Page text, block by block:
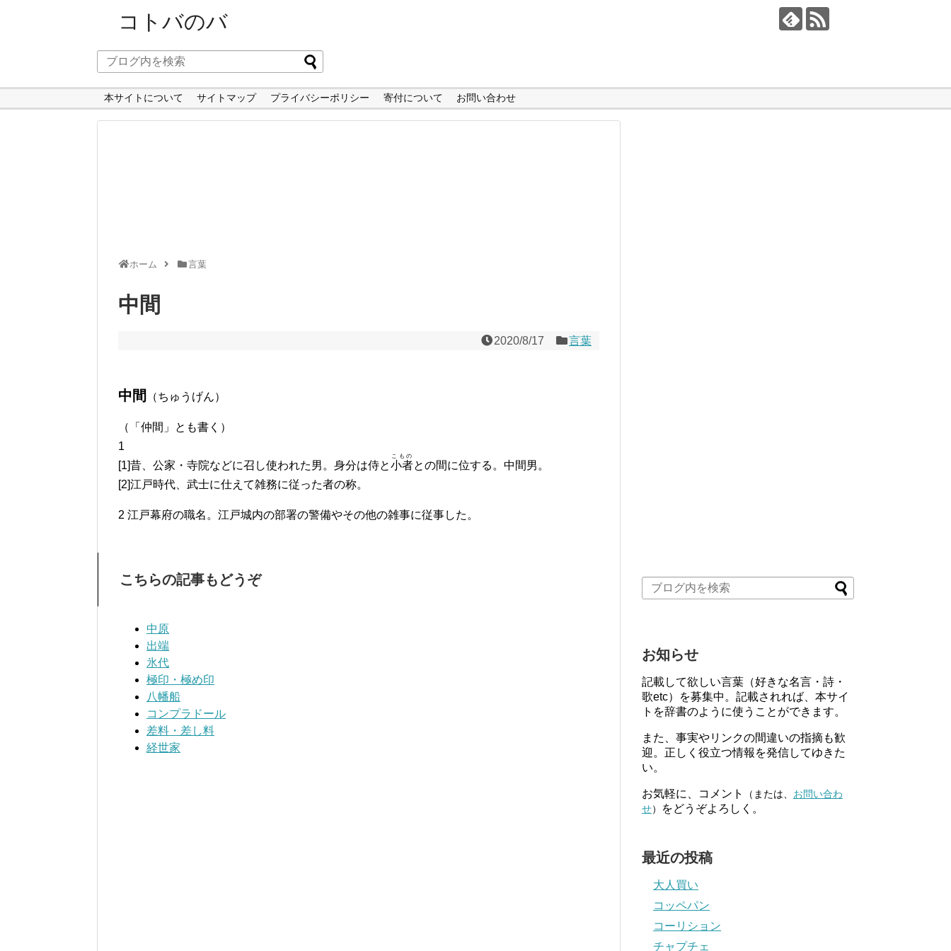
コトバのバ
本サイトについて サイトマップ プライバシーポリシー 寄付について お問い合わせ
ホーム 言葉
中間
2020/8/17 言葉
中間 （ちゅうげん）
（「仲間」とも書く）
1
[1]昔、公家・寺院などに召し使われた男。身分は侍と小者
こもの
との間に位する。中間男。
[2]江戸時代、武士に仕えて雑務に従った者の称。
2 江戸幕府の職名。江戸城内の部署の警備やその他の雑事に従事した。
こちらの記事もどうぞ
中原
出端
氷代
極印・極め印
八幡船
コンプラドール
差料・差し料
経世家
お知らせ
記載して欲しい言葉（好きな名言・詩・
歌etc）を募集中。記載されれば、本サイ
トを辞書のように使うことができます。
また、事実やリンクの間違いの指摘も歓
迎。正しく役立つ情報を発信してゆきた
い。
お気軽に、コメント （または、 お問い合わ
せ） をどうぞよろしく。
最近の投稿
大人買い
コッペパン
コーリション
チャプチェ